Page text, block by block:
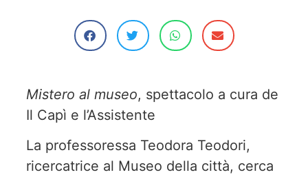
Mistero al museo, spettacolo a cura de
Il Capì e l’Assistente
La professoressa Teodora Teodori,
ricercatrice al Museo della città, cerca